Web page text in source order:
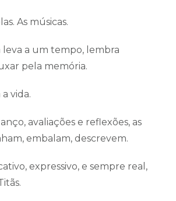
As músicas.
leva a um tempo, lembra
pela memória.
vida.
avaliações e reflexões, as
embalam, descrevem.
expressivo, e sempre real,